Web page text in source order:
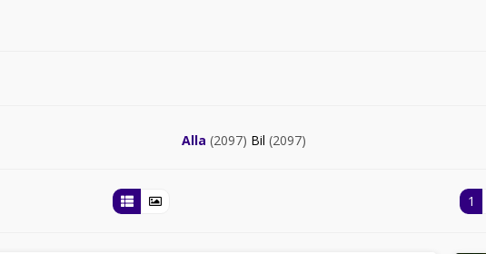
Alla (2097) Bil (2097)
1